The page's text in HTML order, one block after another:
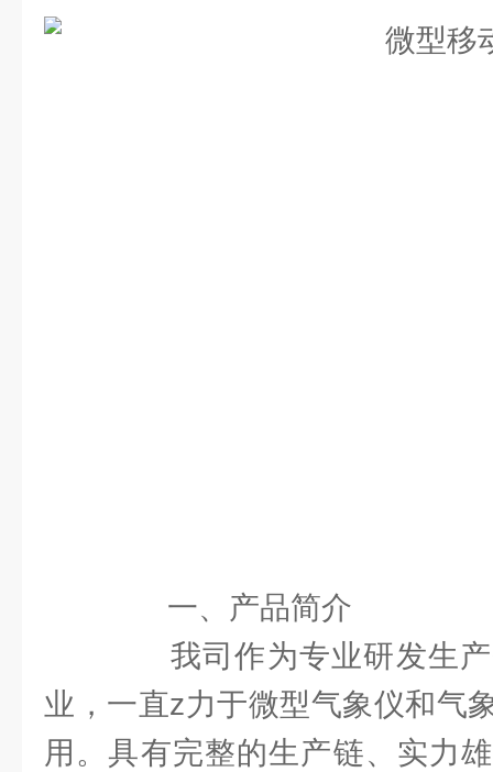
一、产品简介
我司作为专业研发生产
业，一直z力于微型气象仪和气
用。具有完整的生产链、实力